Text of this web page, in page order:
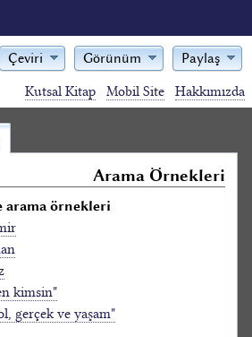
Çeviri Görünüm Paylaş
Kutsal Kitap Mobil Site Hakkımızda
Arama Örnekleri
arama örnekleri
kimsin"
gerçek ve yaşam"